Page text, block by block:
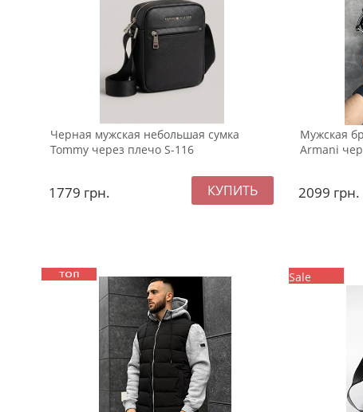
Черная мужская небольшая сумка
Tommy через плечо S-116
1779 грн.
Мужская
Armani
2099 грн.
Sale